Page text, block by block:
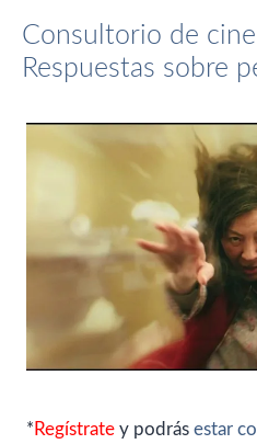
Consultorio de
Respuestas sobre
* Regístrate y podrás estar